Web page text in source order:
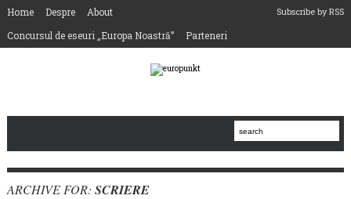
Subscribe by RSS
Home Despre
About
Concursul de eseuri „Europa Noastră”
Parteneri
ARCHIVE FOR: SCRIERE